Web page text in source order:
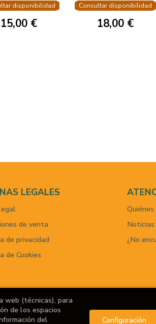
disponibilidad
15,00 €
Consultar disponibilidad
18,00 €
LEGALES
de venta
de privacidad
de Cookies
Quiénes
Noticias
¿No
web (técnicas), para
de los espacios
del
Configuración